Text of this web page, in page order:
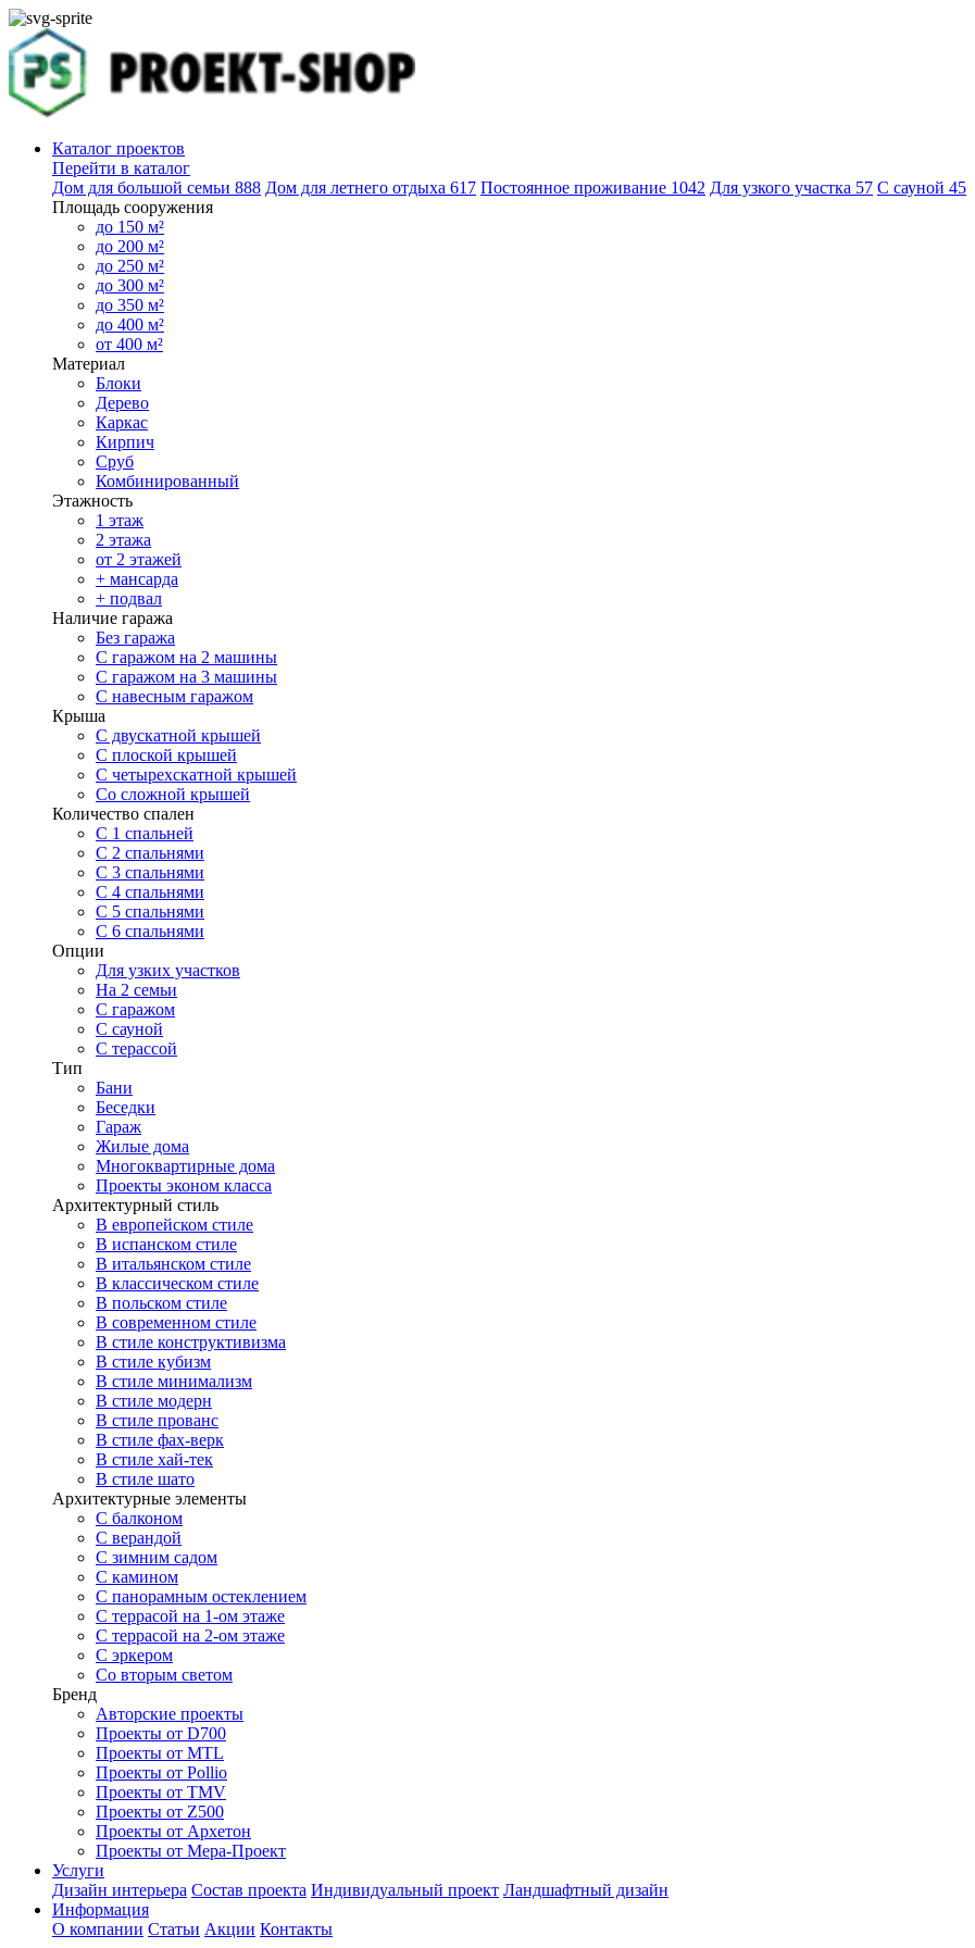
Каталог проектов
Перейти в каталог
Дом для большой семьи 888 Дом для летнего отдыха 617 Постоянное проживание 1042 Для узкого участка 57 С сауной 45
Площадь сооружения
до 150 м²
до 200 м²
до 250 м²
до 300 м²
до 350 м²
до 400 м²
от 400 м²
Материал
Блоки
Дерево
Каркас
Кирпич
Сруб
Комбинированный
Этажность
1 этаж
2 этажа
от 2 этажей
+ мансарда
+ подвал
Наличие гаража
Без гаража
С гаражом на 2 машины
С гаражом на 3 машины
С навесным гаражом
Крыша
С двускатной крышей
С плоской крышей
С четырехскатной крышей
Со сложной крышей
Количество спален
С 1 спальней
С 2 спальнями
С 3 спальнями
С 4 спальнями
С 5 спальнями
С 6 спальнями
Опции
Для узких участков
На 2 семьи
С гаражом
С сауной
С терассой
Тип
Бани
Беседки
Гараж
Жилые дома
Многоквартирные дома
Проекты эконом класса
Архитектурный стиль
В европейском стиле
В испанском стиле
В итальянском стиле
В классическом стиле
В польском стиле
В современном стиле
В стиле конструктивизма
В стиле кубизм
В стиле минимализм
В стиле модерн
В стиле прованс
В стиле фах-верк
В стиле хай-тек
В стиле шато
Архитектурные элементы
С балконом
С верандой
С зимним садом
С камином
С панорамным остеклением
С террасой на 1-ом этаже
С террасой на 2-ом этаже
С эркером
Со вторым светом
Бренд
Авторские проекты
Проекты от D700
Проекты от MTL
Проекты от Pollio
Проекты от TMV
Проекты от Z500
Проекты от Архетон
Проекты от Мера-Проект
Услуги
Дизайн интерьера Состав проекта Индивидуальный проект Ландшафтный дизайн
Информация
О компании Статьи Акции Контакты